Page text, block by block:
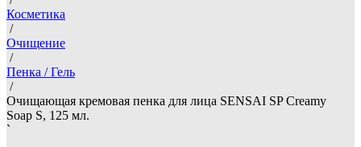
Косметика
/
Очищение
/
Пенка / Гель
/
Очищающая кремовая пенка для лица SENSAI SP Creamy
Soap S, 125 мл.
`